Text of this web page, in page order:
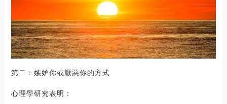
第二：嫉妒你或厭惡你的方式
心理學研究表明：